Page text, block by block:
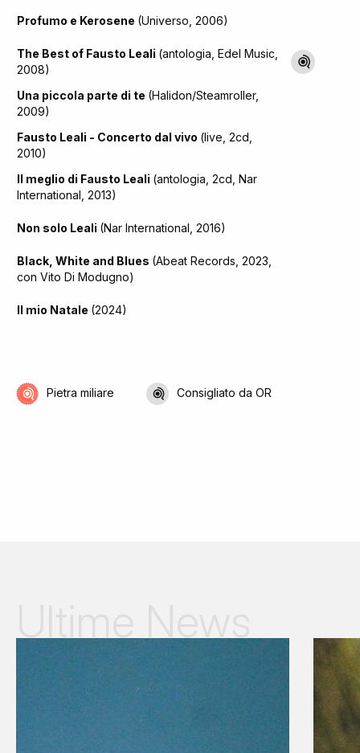
Profumo e Kerosene (Universo, 2006)
The Best of Fausto Leali (antologia, Edel Music,
2008)
Una piccola parte di te (Halidon/Steamroller,
2009)
Fausto Leali - Concerto dal vivo (live, 2cd,
2010)
Il meglio di Fausto Leali (antologia, 2cd, Nar
International, 2013)
Non solo Leali (Nar International, 2016)
Black, White and Blues (Abeat Records, 2023,
con Vito Di Modugno)
Il mio Natale (2024)
Pietra miliare Consigliato da OR